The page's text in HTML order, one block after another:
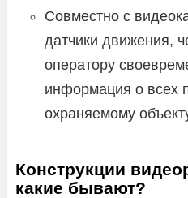
Совместно с
датчики движения,
оператору
информация о всех
охраняемому
Конструкции
какие бывают?